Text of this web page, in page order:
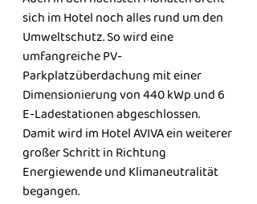
sich im Hotel noch alles rund um den
Umweltschutz. So wird eine
umfangreiche PV-
Parkplatzüberdachung mit einer
Dimensionierung von 440 kWp und 6
E-Ladestationen abgeschlossen.
Damit wird im Hotel AVIVA ein weiterer
großer Schritt in Richtung
Energiewende und Klimaneutralität
begangen.